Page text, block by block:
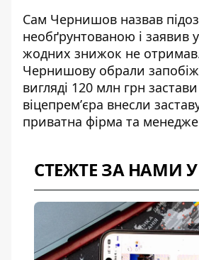
Сам Чернишов назвав
необґрунтованою і заявив
жодних знижок не
Чернишову обрали
вигляді 120 млн грн
віцепремʼєра внесли
приватна фірма та
СТЕЖТЕ ЗА НАМИ У